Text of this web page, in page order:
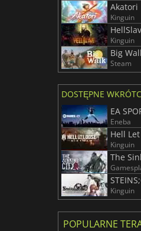
Akatori
Kinguin
Kinguin
Big
Steam
DOSTĘPNE
EA
Eneba
Hell
Kinguin
The
Kinguin
POPULARNE